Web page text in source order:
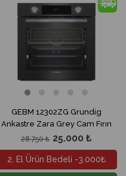
GEBM 12302ZG Grundig
Ankastre Zara Grey Cam Fırın
25.000 ₺
28.750 ₺
2. El Ürün Bedeli -3.000₺